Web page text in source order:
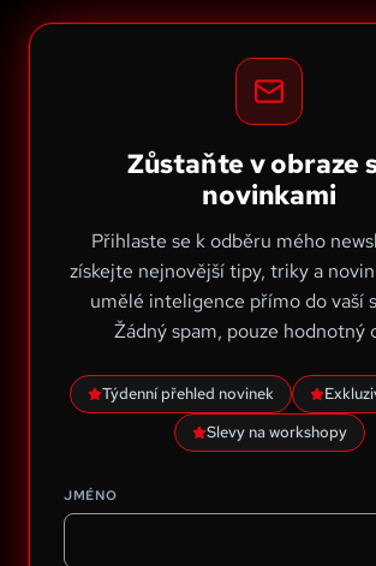
Zůstaňte v obraze
novinkami
Přihlaste se k odběru mého
získejte nejnovější tipy, triky a
umělé inteligence přímo do vaší
Žádný spam, pouze hodnotný
Týdenní přehled novinek
Slevy na workshopy
JMÉNO